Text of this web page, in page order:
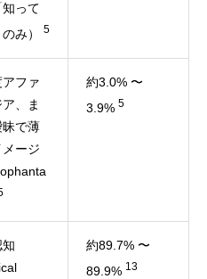
って
み）
5
ファ
、ま
昧で薄
ージ
約3.0% 〜
3.9% 5
約89.7% 〜
89.9% 13